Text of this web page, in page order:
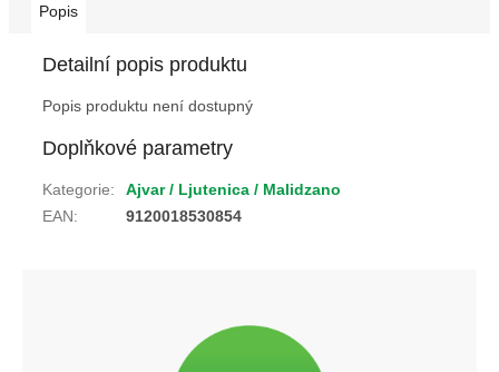
Popis
Detailní popis produktu
Popis produktu není dostupný
Doplňkové parametry
Kategorie:
Ajvar / Ljutenica / Malidzano
EAN: 9120018530854